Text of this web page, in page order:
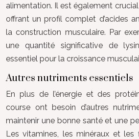
alimentation. Il est également
offrant un profil complet d’acides
la construction musculaire. Par
une quantité significative de
essentiel pour la croissance
Autres nutriments essentiels
En plus de l’énergie et des
course ont besoin d’autres
maintenir une bonne santé et une
Les vitamines, les minéraux et les